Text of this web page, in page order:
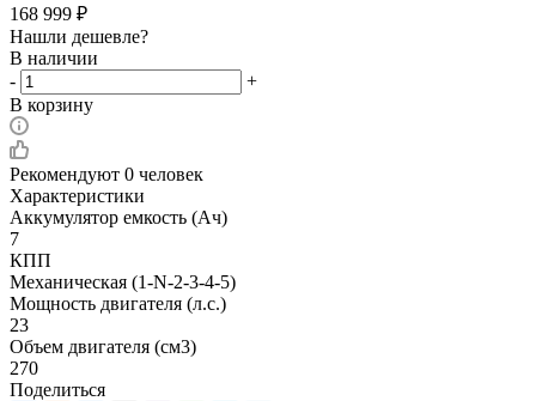
168 999 ₽
Нашли дешевле?
В наличии
-
+
В корзину
Рекомендуют 0 человек
Характеристики
Аккумулятор емкость (Ач)
7
КПП
Механическая (1-N-2-3-4-5)
Мощность двигателя (л.с.)
23
Объем двигателя (см3)
270
Поделиться